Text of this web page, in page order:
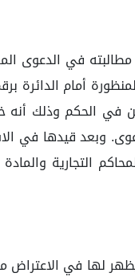
في الدعوى
في الحكم وذلك
محل الدعوى. وبعد
لها في الاعتراض